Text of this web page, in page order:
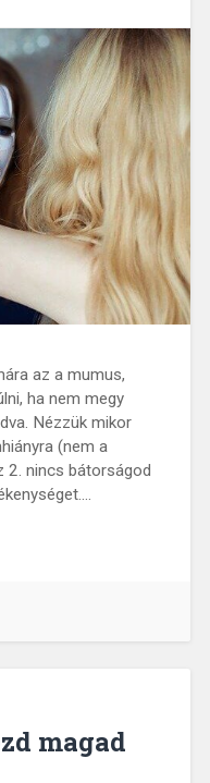
az a mumus,
ha nem megy
Nézzük mikor
(nem a
2. nincs bátorságod
magad